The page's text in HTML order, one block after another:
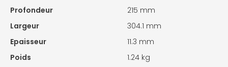
Profondeur
215 mm
Largeur
304.1 mm
Epaisseur
11.3 mm
Poids
1.24 kg